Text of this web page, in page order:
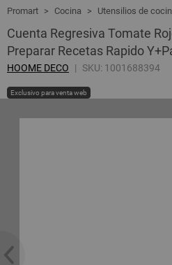
Cocina Utensilios de
Cuenta Regresiva Tomate
Preparar Recetas Rapido
HOOME DECO SKU: 1001688394
Exclusivo para venta web